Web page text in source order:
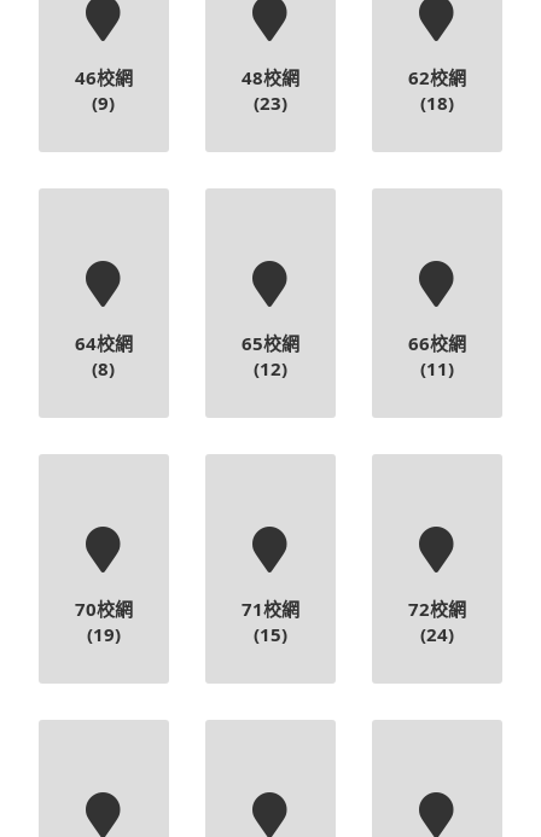
46校網
(9)
48校網
(23)
62校網
(18)
64校網
(8)
65校網
(12)
66校網
(11)
70校網
(19)
71校網
(15)
72校網
(24)